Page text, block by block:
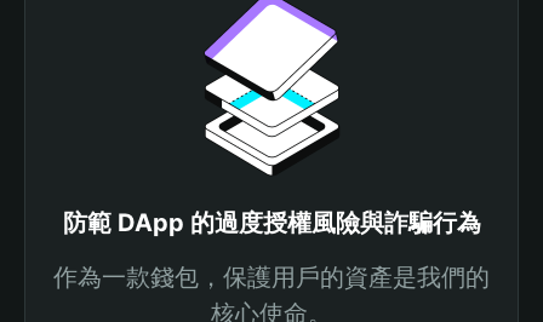
防範 DApp 的過度授權風險與詐騙行為
作為一款錢包，保護用戶的資產是我們的
核心使命。